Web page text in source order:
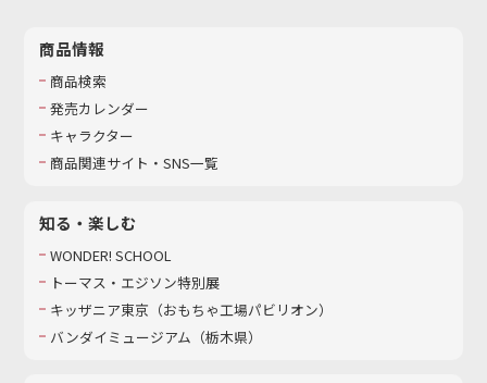
商品情報
商品検索
発売カレンダー
キャラクター
商品関連サイト・SNS一覧
知る・楽しむ
WONDER! SCHOOL
トーマス・エジソン特別展
キッザニア東京（おもちゃ工場パビリオン）​
バンダイミュージアム（栃木県）